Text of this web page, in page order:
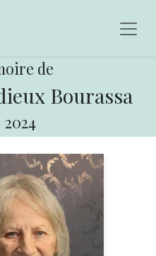
de
Bourassa
2024